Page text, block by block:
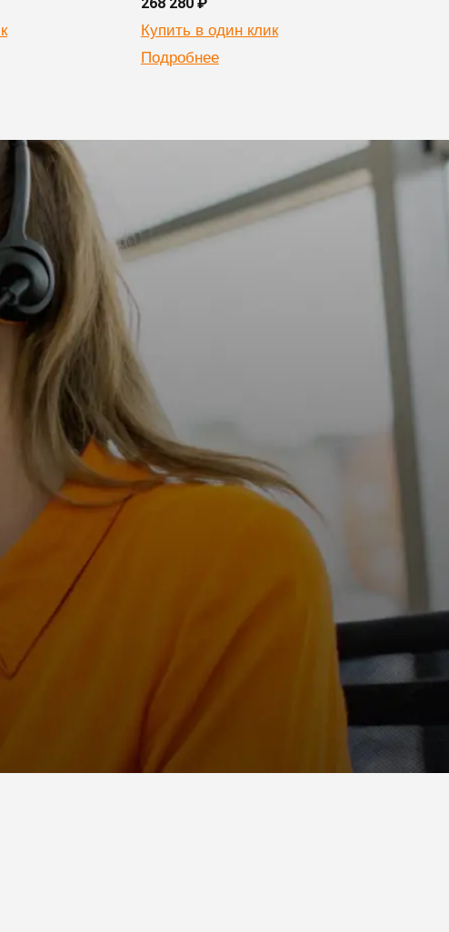
Купить в один клик
Подробнее